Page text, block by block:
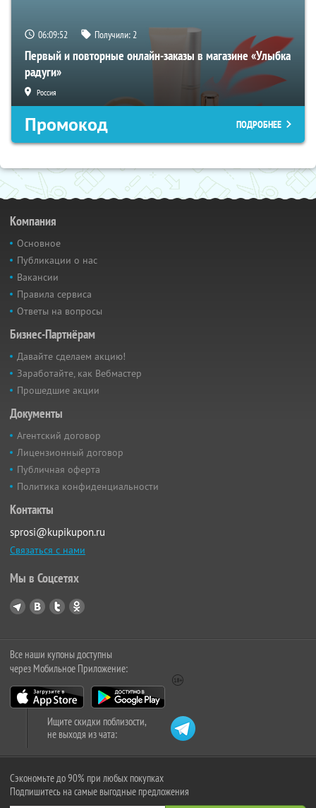
06:09:51 Получили:2
Первый и повторные онлайн-заказы в магазине «Улыбка
радуги»
Россия
Промокод ПОДРОБНЕЕ
Компания
Основное
Публикации о нас
Вакансии
Правила сервиса
Ответы на вопросы
Бизнес-Партнёрам
Давайте сделаем акцию!
Заработайте, как Вебмастер
Прошедшие акции
Документы
Агентский договор
Лицензионный договор
Публичная оферта
Политика конфиденциальности
Контакты
sprosi@kupikupon.ru
Связаться с нами
Мы в Соцсетях
Все наши купоны доступны
через Мобильное Приложение:
Ищите скидки поблизости,
не выходя из чата:
Сэкономьте до 90% при любых покупках
Подпишитесь на самые выгодные предложения